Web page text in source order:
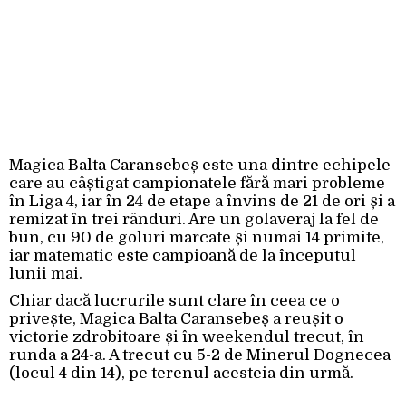
Magica Balta Caransebeș este una dintre echipele
care au câștigat campionatele fără mari probleme
în Liga 4, iar în 24 de etape a învins de 21 de ori și a
remizat în trei rânduri. Are un golaveraj la fel de
bun, cu 90 de goluri marcate și numai 14 primite,
iar matematic este campioană de la începutul
lunii mai.
Chiar dacă lucrurile sunt clare în ceea ce o
privește, Magica Balta Caransebeș a reușit o
victorie zdrobitoare și în weekendul trecut, în
runda a 24-a. A trecut cu 5-2 de Minerul Dognecea
(locul 4 din 14), pe terenul acesteia din urmă.